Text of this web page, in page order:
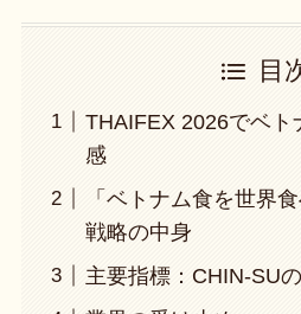
目
THAIFEX 2026でベト
感
「ベトナム食を世界
戦略の中身
主要指標：CHIN-SU